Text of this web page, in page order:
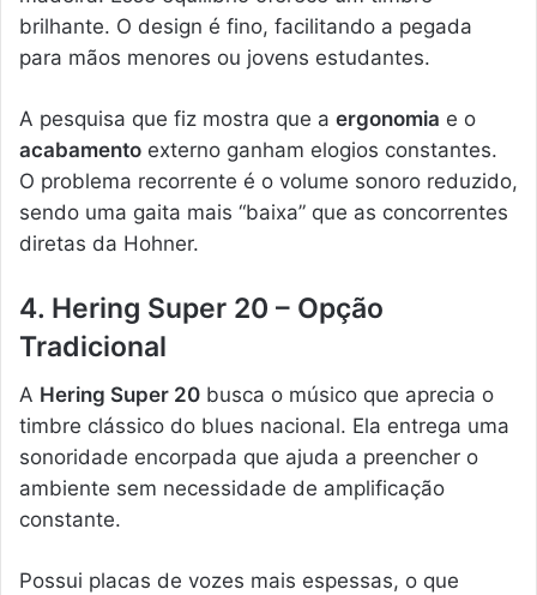
brilhante. O design é fino, facilitando a pegada
para mãos menores ou jovens estudantes.
A pesquisa que fiz mostra que a ergonomia e o
acabamento externo ganham elogios constantes.
O problema recorrente é o volume sonoro reduzido,
sendo uma gaita mais “baixa” que as concorrentes
diretas da Hohner.
4. Hering Super 20 – Opção
Tradicional
A Hering Super 20 busca o músico que aprecia o
timbre clássico do blues nacional. Ela entrega uma
sonoridade encorpada que ajuda a preencher o
ambiente sem necessidade de amplificação
constante.
Possui placas de vozes mais espessas, o que